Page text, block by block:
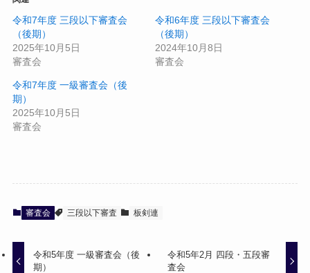
令和7年度 三段以下審査会
（後期）
2025年10月5日
審査会
令和6年度 三段以下審査会
（後期）
2024年10月8日
審査会
令和7年度 一級審査会（後
期）
2025年10月5日
審査会
審査会 三段以下審査 板剣連
令和5年度 一級審査会（後
期）
令和5年2月 四段・五段審
査会